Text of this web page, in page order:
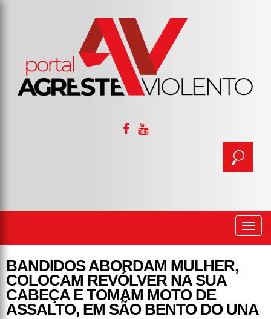
BANDIDOS ABORDAM MULHER,
COLOCAM REVÓLVER NA SUA
CABEÇA E TOMAM MOTO DE
ASSALTO, EM SÃO BENTO DO UNA